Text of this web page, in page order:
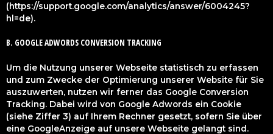
(https://support.google.com/analytics/answer/6004245?
hl=de).
B. GOOGLE ADWORDS CONVERSION TRACKING
Um die Nutzung unserer Webseite statistisch zu erfassen
und zum Zwecke der Optimierung unserer Website für Sie
auszuwerten, nutzen wir ferner das Google Conversion
Tracking. Dabei wird von Google Adwords ein Cookie
(siehe Ziffer 3) auf Ihrem Rechner gesetzt, sofern Sie über
eine GoogleAnzeige auf unsere Webseite gelangt sind.